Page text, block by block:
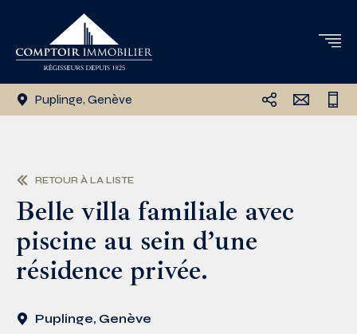
Puplinge, Genève
RETOUR À LA LISTE
Belle villa familiale avec
piscine au sein d’une
résidence privée.
Puplinge, Genève